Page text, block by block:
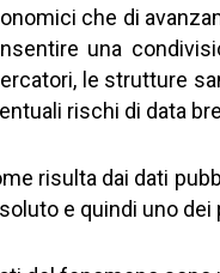
che di
una
le strutture
rischi di data
risulta dai dati
e quindi uno